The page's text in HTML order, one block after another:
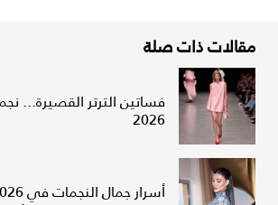
مقالات ذات صلة
فساتين الترتر
2026